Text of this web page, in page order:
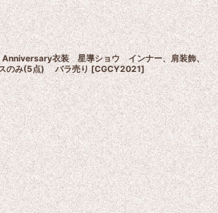
衣装 星導ショウ インナー、肩装飾、
スのみ(5点) バラ売り [CGCY2021]